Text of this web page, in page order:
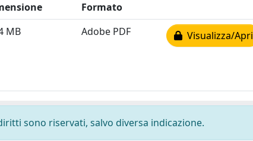
Formato
MB Adobe PDF Visualizza/Apri
sono riservati, salvo diversa indicazione.